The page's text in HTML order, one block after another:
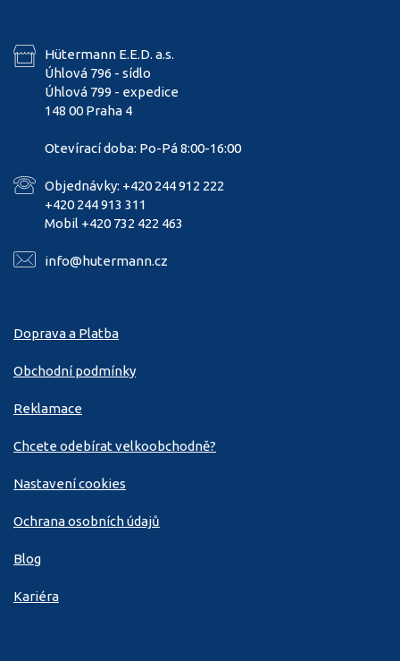
Hütermann E.E.D. a.s.
Úhlová 796 - sídlo
Úhlová 799 - expedice
148 00 Praha 4
Otevírací doba: Po-Pá 8:00-16:00
Objednávky: +420 244 912 222
+420 244 913 311
Mobil +420 732 422 463
info@hutermann.cz
Doprava a Platba
Obchodní podmínky
Reklamace
Chcete odebírat velkoobchodně?
Nastavení cookies
Ochrana osobních údajů
Blog
Kariéra